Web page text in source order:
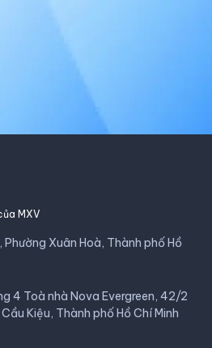
MXV
Phường Xuân Hoà, Thành phố Hồ
4 Toà nhà Nova Evergreen, 42/2
Kiệu, Thành phố Hồ Chí Minh